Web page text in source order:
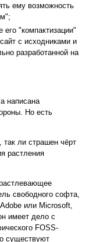
ему возможность
"компактизации"
с исходниками и
разработанной на
написана
Но есть
так ли страшен чёрт
растления
свободного софта,
или Microsoft,
имеет дело с
FOSS-
существуют